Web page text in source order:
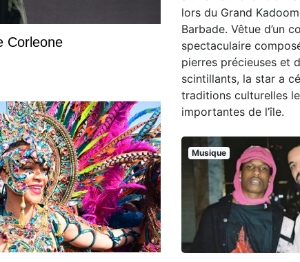
Corleone
lors du Grand
Barbade. Vêtue d’un
spectaculaire
pierres précieuses et
scintillants, la star a
traditions culturelles
importantes de l’île.
Musique